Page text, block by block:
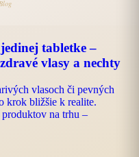
tabletke –
vlasy a nechty
vlasoch či pevných
krok bližšie k realite.
produktov na trhu –